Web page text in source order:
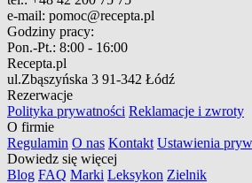
e-mail: pomoc@recepta.pl
Godziny pracy:
Pon.-Pt.: 8:00 - 16:00
Recepta.pl
ul.Zbąszyńska 3 91-342 Łódź
Rezerwacje
Polityka prywatności Reklamacje i zwroty
O firmie
Regulamin O nas Kontakt Ustawienia
Dowiedz się więcej
Blog FAQ Marki Leksykon Zielnik